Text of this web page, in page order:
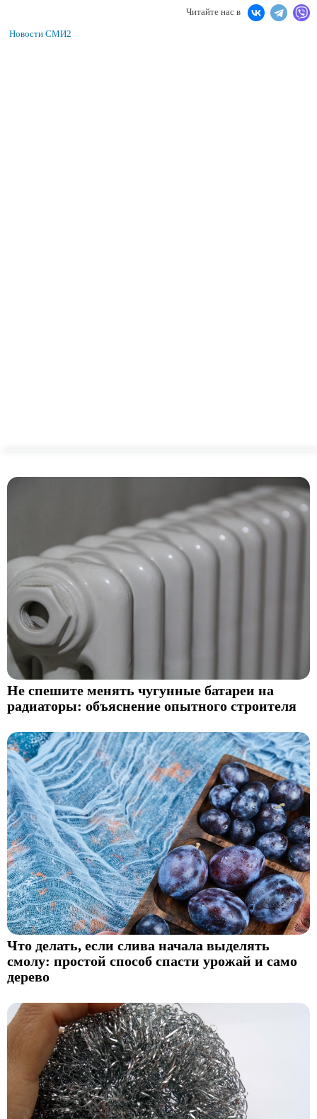
Читайте нас в
Новости СМИ2
Не спешите менять чугунные батареи на
радиаторы: объяснение опытного строителя
Что делать, если слива начала выделять
смолу: простой способ спасти урожай и само
дерево